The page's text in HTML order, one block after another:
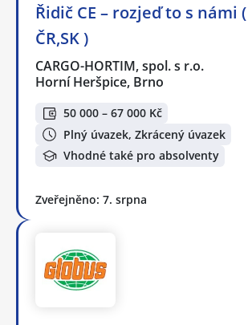
Řidič CE – rozjeď to s námi (
ČR,SK )
CARGO-HORTIM, spol. s r.o.
Horní Heršpice, Brno
50 000 – 67 000 Kč
Plný úvazek, Zkrácený úvazek
Vhodné také pro absolventy
Zveřejněno: 7. srpna